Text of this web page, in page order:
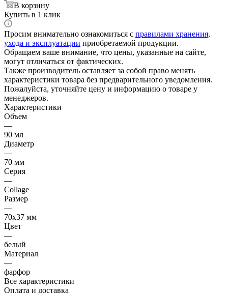
В корзину
Купить в 1 клик
Просим внимательно ознакомиться с правилами хранения,
ухода и эксплуатации приобретаемой продукции.
Обращаем ваше внимание, что цены, указанные на сайте,
могут отличаться от фактических.
Также производитель оставляет за собой право менять
характеристики товара без предварительного уведомления.
Пожалуйста, уточняйте цену и информацию о товаре у
менеджеров.
Характеристики
Объем
—
90 мл
Диаметр
—
70 мм
Серия
—
Collage
Размер
—
70х37 мм
Цвет
—
белый
Материал
—
фарфор
Все характеристики
Оплата и доставка